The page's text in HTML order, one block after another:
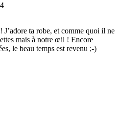
ta robe, et comme quoi il ne
mais à notre œil ! Encore
le beau temps est revenu ;-)